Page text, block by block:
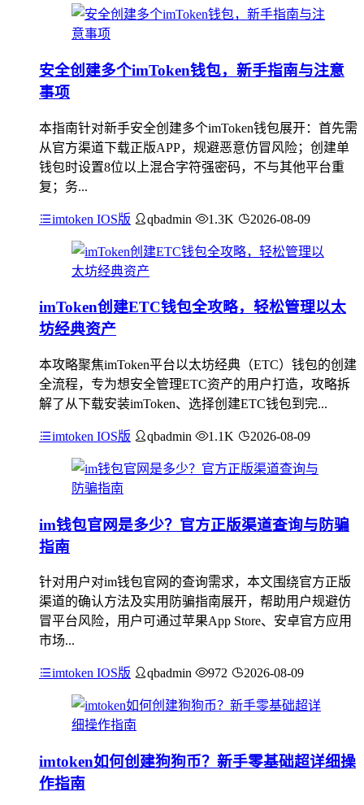
安全创建多个imToken钱包，新手指南与注意
事项
本指南针对新手安全创建多个imToken钱包展开：首先需
从官方渠道下载正版APP，规避恶意仿冒风险；创建单
钱包时设置8位以上混合字符强密码，不与其他平台重
复；务...
imtoken IOS版 qbadmin 1.3K 2026-08-09
imToken创建ETC钱包全攻略，轻松管理以太
坊经典资产
本攻略聚焦imToken平台以太坊经典（ETC）钱包的创建
全流程，专为想安全管理ETC资产的用户打造，攻略拆
解了从下载安装imToken、选择创建ETC钱包到完...
imtoken IOS版 qbadmin 1.1K 2026-08-09
im钱包官网是多少？官方正版渠道查询与防骗
指南
针对用户对im钱包官网的查询需求，本文围绕官方正版
渠道的确认方法及实用防骗指南展开，帮助用户规避仿
冒平台风险，用户可通过苹果App Store、安卓官方应用
市场...
imtoken IOS版 qbadmin 972 2026-08-09
imtoken如何创建狗狗币？新手零基础超详细操
作指南